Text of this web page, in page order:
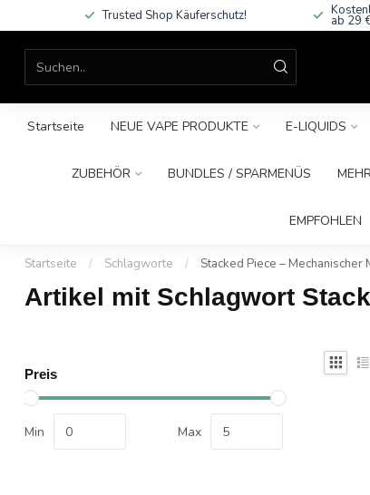
Trusted Shop Käuferschutz! ab 29
Startseite NEUE VAPE PRODUKTE E-LIQUIDS
ZUBEHÖR BUNDLES / SPARMENÜS
EMPFOHLEN
Startseite / Schlagworte / Stacked Piece – Mechanischer
Artikel mit Schlagwort
Preis
Min Max